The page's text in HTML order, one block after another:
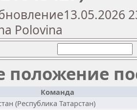
Polovina
положение
Команда
(Республика Татарстан)